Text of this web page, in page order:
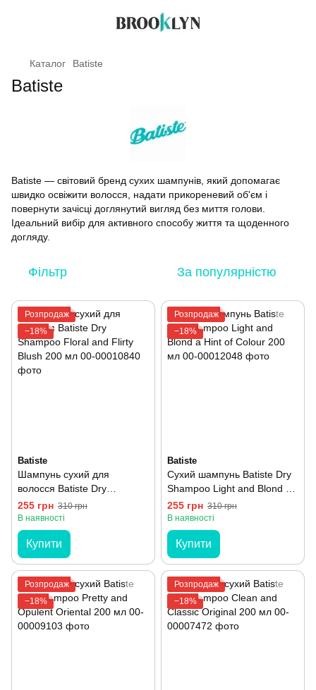
Каталог Batiste
Batiste
Batiste — світовий бренд сухих шампунів, який допомагає
швидко освіжити волосся, надати прикореневий об'єм і
повернути зачісці доглянутий вигляд без миття голови.
Ідеальний вибір для активного способу життя та щоденного
догляду.
Фільтр За популярністю
Розпродаж
−18%
Batiste
Шампунь сухий для
волосся Batiste Dry
Shampoo Floral and Flirty
Blush 200 мл
255 грн 310 грн
В наявності
Купити
Розпродаж
−18%
Batiste
Сухий шампунь Batiste Dry
Shampoo Light and Blond a
Hint of Colour 200 мл
255 грн 310 грн
В наявності
Купити
Розпродаж
−18%
Розпродаж
−18%